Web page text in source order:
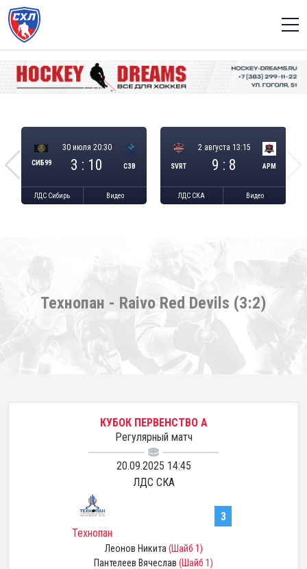
СИБ99
30 июля 20:30
3 : 10 СЗВ
ЛДС Сибирь Видео
SVRT
2 августа 13:15
9 : 8 АРМ
ЛДС СКА Видео
Технопан - Raivo Red Devils (3:2)
Технопан
3
Леонов Никита (Шайб 1)
Пантелеев Вячеслав (Шайб 1)
КУБОК ПЕРВЕНСТВО А
Регулярный матч
20.09.2025 14:45
ЛДС СКА